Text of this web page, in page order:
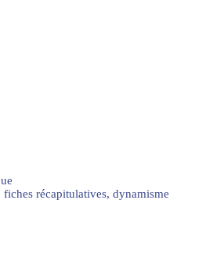
récapitulatives, dynamisme